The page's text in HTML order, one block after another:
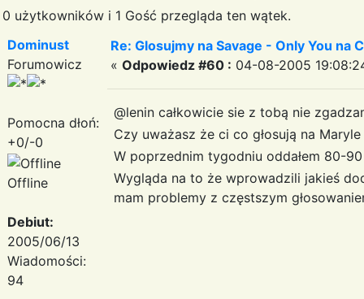
0 użytkowników i 1 Gość przegląda ten wątek.
Dominust
Forumowicz
Pomocna dłoń:
+0/-0
Offline
Debiut:
2005/06/13
Wiadomości:
94
Re: Glosujmy na Savage - Only You na
« Odpowiedz #60 : 04-08-2005
@lenin całkowicie sie z tobą nie
Czy uważasz że ci co głosują na
W poprzednim tygodniu oddałem 80-
Wygląda na to że wprowadzili jakieś
mam problemy z częstszym